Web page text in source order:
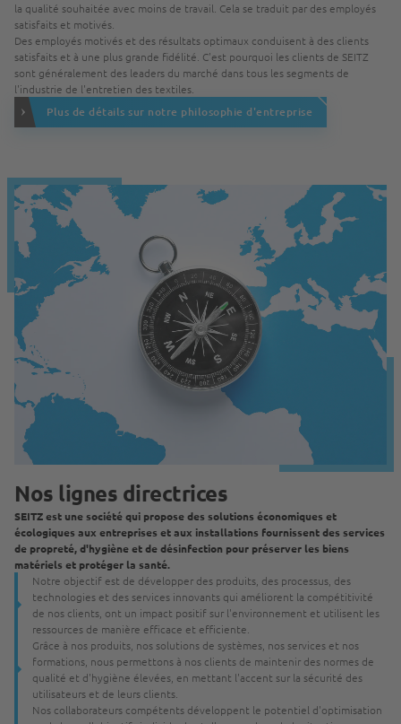
la qualité souhaitée avec moins de travail. Cela se traduit par des employés
satisfaits et motivés.
Des employés motivés et des résultats optimaux conduisent à des clients
satisfaits et à une plus grande fidélité. C'est pourquoi les clients de SEITZ
sont généralement des leaders du marché dans tous les segments de
l'industrie de l'entretien des textiles.
Plus de détails sur notre philosophie d'entreprise
Nos lignes directrices
SEITZ est une société qui propose des solutions économiques et
écologiques aux entreprises et aux installations fournissent des services
de propreté, d'hygiène et de désinfection pour préserver les biens
matériels et protéger la santé.
Notre objectif est de développer des produits, des processus, des
technologies et des services innovants qui améliorent la compétitivité
de nos clients, ont un impact positif sur l'environnement et utilisent les
ressources de manière efficace et efficiente.
Grâce à nos produits, nos solutions de systèmes, nos services et nos
formations, nous permettons à nos clients de maintenir des normes de
qualité et d'hygiène élevées, en mettant l'accent sur la sécurité des
utilisateurs et de leurs clients.
Nos collaborateurs compétents développent le potentiel d'optimisation